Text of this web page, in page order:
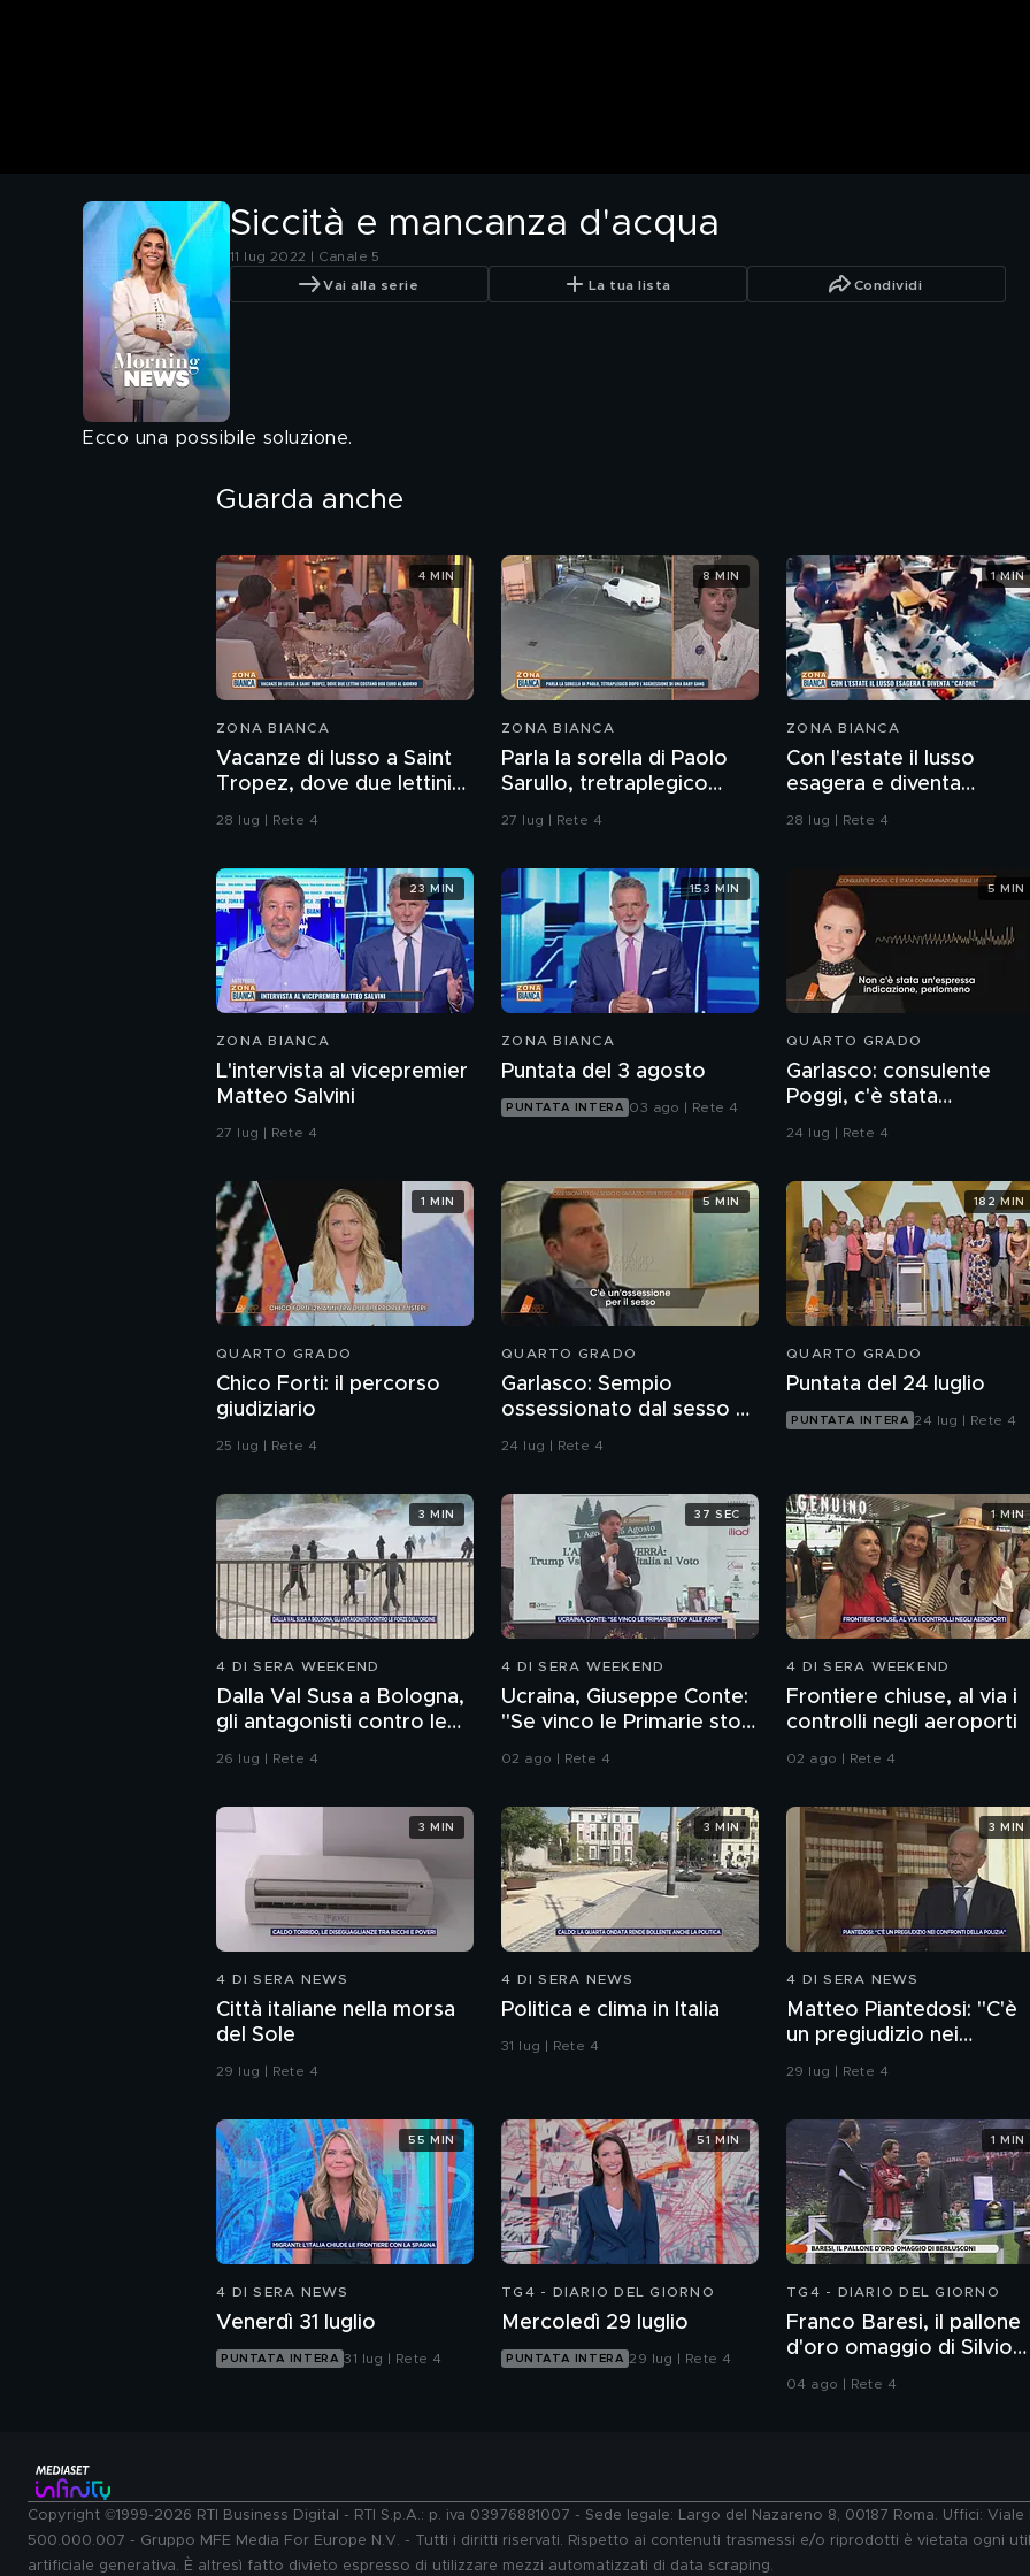
Siccità e mancanza d'acqua
11 lug 2022 | Canale 5
Vai alla serie La tua lista Condividi
Ecco una possibile soluzione.
Guarda anche
ZONA BIANCA
Vacanze di lusso a Saint
Tropez, dove due lettini
costano 800 euro al
28 lug | Rete 4
4 MIN
ZONA BIANCA
Parla la sorella di Paolo
Sarullo, tretraplegico
dopo l'aggressione di una
27 lug | Rete 4
8 MIN
ZONA BIANCA
Con l'estate il lusso
esagera e diventa
"cafone"
28 lug | Rete 4
1 MIN
ZONA BIANCA
L'intervista al vicepremier
Matteo Salvini
27 lug | Rete 4
23 MIN
ZONA BIANCA
Puntata del 3 agosto
PUNTATA INTERA 03 ago | Rete 4
153 MIN
QUARTO GRADO
Garlasco: consulente
Poggi, c'è stata
contaminazione sulle
24 lug | Rete 4
5 MIN
QUARTO GRADO
Chico Forti: il percorso
giudiziario
25 lug | Rete 4
1 MIN
QUARTO GRADO
Garlasco: Sempio
ossessionato dal sesso o
ragazzo rispettoso?
24 lug | Rete 4
5 MIN
QUARTO GRADO
Puntata del 24 luglio
PUNTATA INTERA 24 lug | Rete 4
182 MIN
4 DI SERA WEEKEND
Dalla Val Susa a Bologna,
gli antagonisti contro le
forze dell'ordine
26 lug | Rete 4
3 MIN
4 DI SERA WEEKEND
Ucraina, Giuseppe Conte:
"Se vinco le Primarie stop
alle armi"
02 ago | Rete 4
37 SEC
4 DI SERA WEEKEND
Frontiere chiuse, al via i
controlli negli aeroporti
02 ago | Rete 4
1 MIN
4 DI SERA NEWS
Città italiane nella morsa
del Sole
29 lug | Rete 4
3 MIN
4 DI SERA NEWS
Politica e clima in Italia
31 lug | Rete 4
3 MIN
4 DI SERA NEWS
Matteo Piantedosi: "C'è
un pregiudizio nei
confronti della polizia"
29 lug | Rete 4
3 MIN
4 DI SERA NEWS
Venerdì 31 luglio
PUNTATA INTERA 31 lug | Rete 4
55 MIN
TG4 - DIARIO DEL GIORNO
Mercoledì 29 luglio
PUNTATA INTERA 29 lug | Rete 4
51 MIN
TG4 - DIARIO DEL GIORNO
Franco Baresi, il pallone
d'oro omaggio di Silvio
Berlusconi
04 ago | Rete 4
1 MIN
Copyright ©1999-2026 RTI Business Digital - RTI S.p.A.: p. iva 03976881007 - Sede legale: Largo del Nazareno 8, 00187 Roma. Uffici:
500.000.007 - Gruppo MFE Media For Europe N.V. - Tutti i diritti riservati. Rispetto ai contenuti trasmessi e/o riprodotti è vietata ogni
artificiale generativa. È altresì fatto divieto espresso di utilizzare mezzi automatizzati di data scraping.